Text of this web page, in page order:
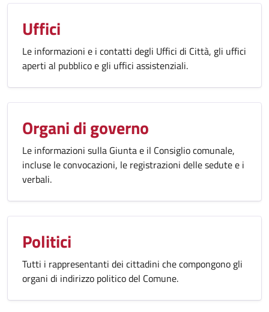
Uffici
Le informazioni e i contatti degli Uffici di Città, gli uffici
aperti al pubblico e gli uffici assistenziali.
Organi di governo
Le informazioni sulla Giunta e il Consiglio comunale,
incluse le convocazioni, le registrazioni delle sedute e i
verbali.
Politici
Tutti i rappresentanti dei cittadini che compongono gli
organi di indirizzo politico del Comune.